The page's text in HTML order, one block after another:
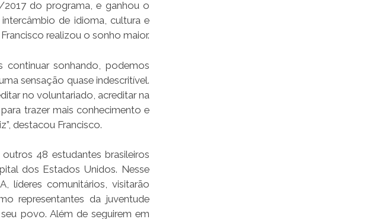
2017 do programa, e ganhou o
intercâmbio de idioma, cultura e
realizou o sonho maior.
sonhando, podemos
sensação quase indescritível.
no voluntariado, acreditar na
trazer mais conhecimento e
destacou Francisco.
48 estudantes brasileiros
dos Estados Unidos. Nesse
líderes comunitários, visitarão
representantes da juventude
povo. Além de seguirem em